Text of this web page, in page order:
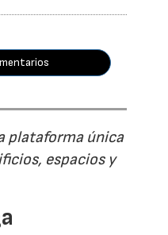
plataforma única
espacios y